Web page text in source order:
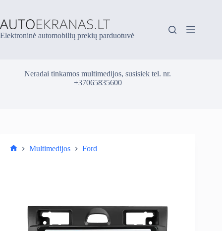
content
Elektroninė automobilių prekių parduotuvė
Neradai tinkamos multimedijos, susisiek tel. nr.
+37065835600
Multimedijos Ford